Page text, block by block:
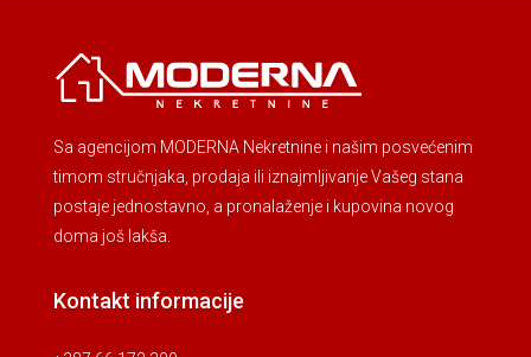
Sa agencijom MODERNA Nekretnine i našim posvećenim
timom stručnjaka, prodaja ili iznajmljivanje Vašeg stana
postaje jednostavno, a pronalaženje i kupovina novog
doma još lakša.
Kontakt informacije